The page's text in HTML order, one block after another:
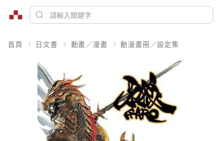
首頁 日文書 動畫／漫畫 動漫畫冊／設定集